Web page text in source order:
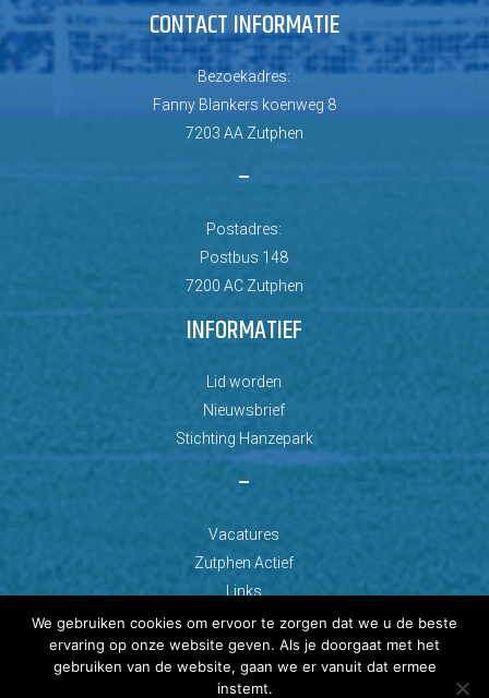
CONTACT INFORMATIE
Bezoekadres:
Fanny Blankers koenweg 8
7203 AA Zutphen
–
Postadres:
Postbus 148
7200 AC Zutphen
INFORMATIEF
Lid worden
Nieuwsbrief
Stichting Hanzepark
–
Vacatures
Zutphen Actief
Links
We gebruiken cookies om ervoor te zorgen dat we u de beste
ervaring op onze website geven. Als je doorgaat met het
gebruiken van de website, gaan we er vanuit dat ermee
instemt.